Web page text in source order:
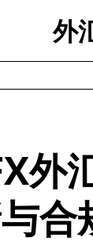
外
外
合